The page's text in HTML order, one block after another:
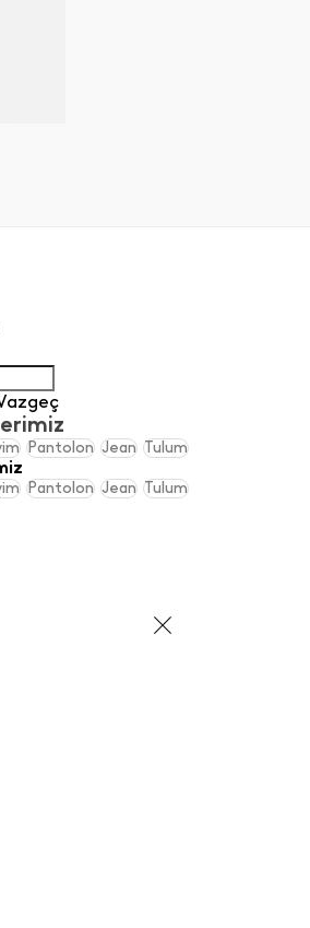
Pantolon Jean Tulum
Pantolon Jean Tulum